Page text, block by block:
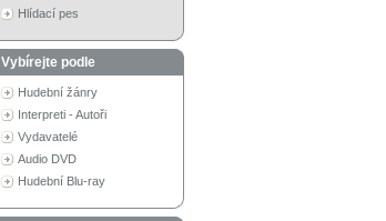
Hlídací pes
Vybírejte podle
Hudební žánry
Interpreti - Autoři
Vydavatelé
Audio DVD
Hudební Blu-ray